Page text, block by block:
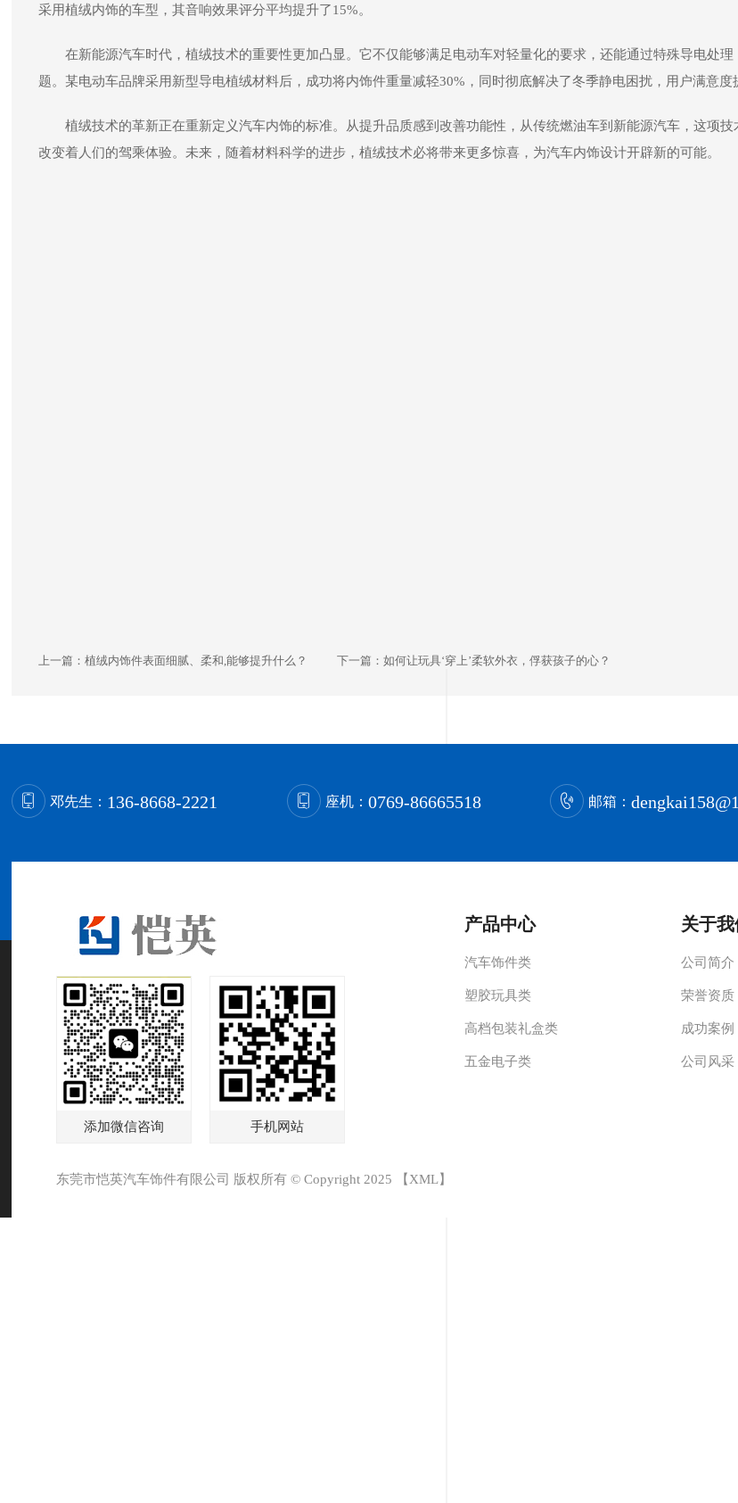
采用植绒内饰的车型，其音响效果评分平均提升了15%。
在新能源汽车时代，植绒技术的重要性更加凸显。它不仅能够满足电动车对轻量化的要求，还能通过特殊导电处理
题。某电动车品牌采用新型导电植绒材料后，成功将内饰件重量减轻30%，同时彻底解决了冬季静电困扰，用户满意度
植绒技术的革新正在重新定义汽车内饰的标准。从提升品质感到改善功能性，从传统燃油车到新能源汽车，这项
改变着人们的驾乘体验。未来，随着材料科学的进步，植绒技术必将带来更多惊喜，为汽车内饰设计开辟新的可能。
上一篇：植绒内饰件表面细腻、柔和,能够提升什么？ 下一篇：如何让玩具‘穿上’柔软外衣，俘获孩子的心？
邓先生： 136-8668-2221 座机： 0769-86665518 邮箱：
添加微信咨询 手机网站
产品中心
汽车饰件类
塑胶玩具类
高档包装礼盒类
五金电子类
关于我
公司简介
荣誉资质
成功案例
公司风采
东莞市恺英汽车饰件有限公司 版权所有 © Copyright 2025 【 XML】